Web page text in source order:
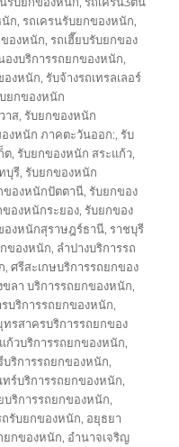
ก,รถเครนรับยกของหนัก,
ของหนัก,รถเฮี๊ยบรับยกของ
องบริการรถยกของหนัก,
องหนัก,รับจ้างรถเทรลเลอร์
ยกของหนัก
าส,รับยกของหนัก
งหนัก ภาคตะวันออก:,รับ
ต,รับยกของหนัก สระแก้ว,
บุรี,รับยกของหนัก
ของหนักปัตตานี,รับยกของ
ของหนักระยอง,รับยกของ
องหนักสุราษฎร์ธานี,ราชบุรี
ของหนัก, ลำปางบริการรถ
,ศรีสะเกษบริการรถยกของ
ขลา บริการรถยกของหนัก,
บริการรถยกของหนัก,
ทรสาครบริการรถยกของ
ก้วบริการรถยกของหนัก,
ริการรถยกของหนัก,
ทร์บริการรถยกของหนัก,
บริการรถยกของหนัก,
ถรับยกของหนัก, อยุธยา
ยกของหนัก, อำนาจเจริญ